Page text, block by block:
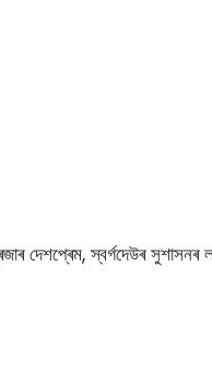
দেশপ্ৰেম, স্বৰ্গদেউৰ